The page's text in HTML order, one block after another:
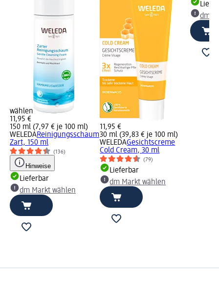
wählen
11,95 €
150 ml (7,97 € je 100 ml)
WELEDAReinigungsschaum
Zart, 150 ml
(136)
Hinweise
Lieferbar
dm Markt wählen
11,95 €
30 ml (39,83 € je 100 ml)
WELEDAGesichtscreme
Cold Cream, 30 ml
(79)
Lieferbar
dm Markt wählen
dm